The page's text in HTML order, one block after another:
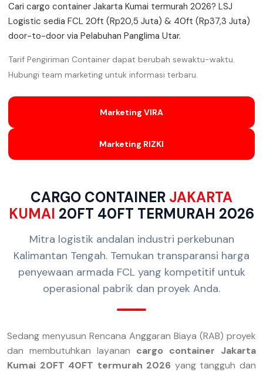
Cari cargo container Jakarta Kumai termurah 2026? LSJ
Logistic sedia FCL 20ft (Rp20,5 Juta) & 40ft (Rp37,3 Juta)
door-to-door via Pelabuhan Panglima Utar.
Tarif Pengiriman Container dapat berubah sewaktu-waktu.
Hubungi team marketing untuk informasi terbaru.
Marketing VIRA
Marketing RIZKI
CARGO CONTAINER JAKARTA
KUMAI 20FT 40FT TERMURAH 2026
Mitra logistik andalan industri perkebunan
Kalimantan Tengah. Temukan transparansi harga
penyewaan armada FCL yang kompetitif untuk
operasional pabrik dan proyek Anda.
Sedang menyusun Rencana Anggaran Biaya (RAB) proyek
dan membutuhkan layanan cargo container Jakarta
Kumai 20FT 40FT termurah 2026 yang tangguh dan